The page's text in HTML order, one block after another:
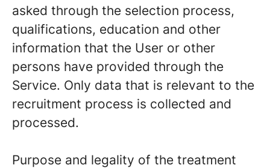
asked through the selection process,
qualifications, education and other
information that the User or other
persons have provided through the
Service. Only data that is relevant to the
recruitment process is collected and
processed.
Purpose and legality of the treatment